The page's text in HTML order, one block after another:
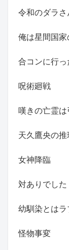
令和のダラさ
俺は星間国
合コンに行
呪術廻戦
嘆きの亡霊
天久鷹央の
女神降臨
対ありでした
幼馴染とは
怪物事変